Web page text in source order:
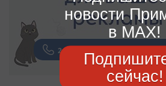
новости
в MAX!
сейчас!